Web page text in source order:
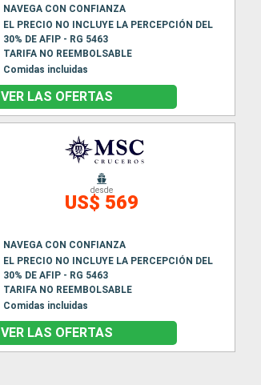
NAVEGA CON CONFIANZA
EL PRECIO NO INCLUYE LA PERCEPCIÓN DEL
30% DE AFIP - RG 5463
TARIFA NO REEMBOLSABLE
Comidas incluidas
VER LAS OFERTAS
desde
US$ 569
NAVEGA CON CONFIANZA
EL PRECIO NO INCLUYE LA PERCEPCIÓN DEL
30% DE AFIP - RG 5463
TARIFA NO REEMBOLSABLE
Comidas incluidas
VER LAS OFERTAS